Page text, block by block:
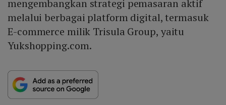
mengembangkan strategi pemasaran aktif
melalui berbagai platform digital, termasuk
E-commerce milik Trisula Group, yaitu
Yukshopping.com.